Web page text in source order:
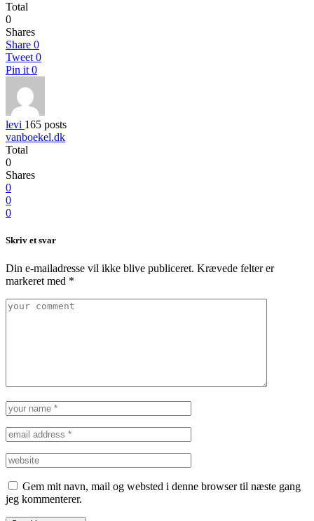
Total
0
Shares
Share 0
Tweet 0
Pin it 0
levi 165 posts
vanboekel.dk
Total
0
Shares
0
0
0
Skriv et svar
Din e-mailadresse vil ikke blive publiceret. Krævede felter er
markeret med *
Gem mit navn, mail og websted i denne browser til næste gang
jeg kommenterer.